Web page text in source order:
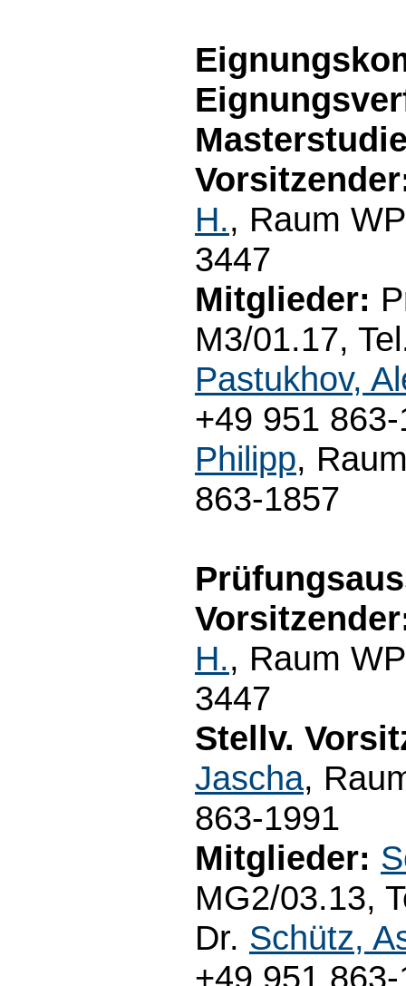
H., Raum
3447
Mitglieder:
M3/01.17,
Pastukhov,
+49 951
Philipp,
863-1857
H., Raum
3447
Stellv.
Jascha,
863-1991
Mitglieder:
MG2/03.13,
Dr. Schütz,
+49 951